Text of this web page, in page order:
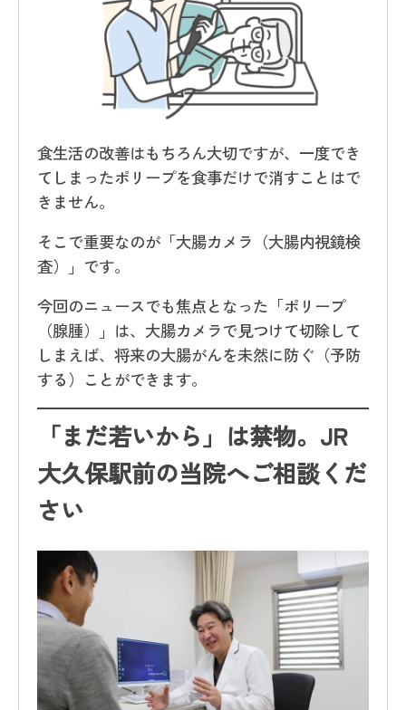
食生活の改善はもちろん大切ですが、一度でき
てしまったポリープを食事だけで消すことはで
きません。
そこで重要なのが「大腸カメラ（大腸内視鏡検
査）」です。
今回のニュースでも焦点となった「ポリープ
（腺腫）」は、大腸カメラで見つけて切除して
しまえば、将来の大腸がんを未然に防ぐ（予防
する）ことができます。
「まだ若いから」は禁物。JR
大久保駅前の当院へご相談くだ
さい